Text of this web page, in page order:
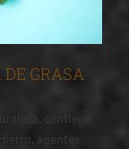
GRASA
contiene
agentes